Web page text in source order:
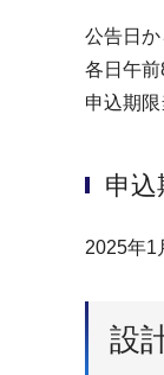
公告日
各日午
申込期
申込
2025年1
設